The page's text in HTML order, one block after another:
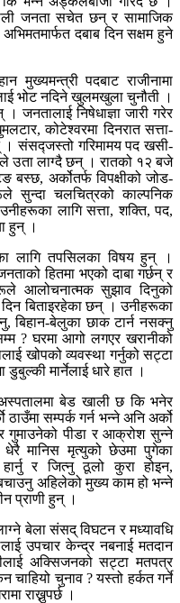
जनता सचेत छन् र सामाजिक
दबाब दिन सक्षम हुने
मुख्यमन्त्री पदबाट राजीनामा
भोट नदिने खुलमखुला चुनौती ।
जनतालाई निषेधाज्ञा जारी गरेर
कोटेश्वरमा दिनरात सत्ता-
। संसद्जस्तो गरिमामय पद खसी-
उता लाग्दै छन् । रातको १२ बजे
बस्छ, अर्कोतर्फ विपक्षीको जोड-
सुन्दा चलचित्रको काल्पनिक
लागि सत्ता, शक्ति, पद,
हुन् ।
लागि तपसिलका विषय हुन् ।
हितमा भएको दाबा गर्छन् र
आलोचनात्मक सुझाव दिनुको
दिन बिताइरहेका छन् । उनीहरूका
बिहान-बेलुका छाक टार्न नसक्नु
? घरमा आगो लगएर खरानीको
खोपको व्यवस्था गर्नुको सट्टा
डुबुल्की मार्नेलाई धारे हात ।
अस्पतालमा बेड खाली छ कि भनेर
सम्पर्क गर्न भन्ने अनि अर्को
गुमाउनेको पीडा र आक्रोश सुन्ने
मानिस मृत्युको छेउमा पुगेका
र जित्नु ठूलो कुरा होइन,
अहिलेको मुख्य काम हो भन्ने
प्राणी हुन् ।
बेला संसद् विघटन र मध्यावधि
उपचार केन्द्र नबनाई मतदान
अक्सिजनको सट्टा मतपत्र
चुनाव ? यस्तो हर्कत गर्ने
राख्नुपर्छ ।